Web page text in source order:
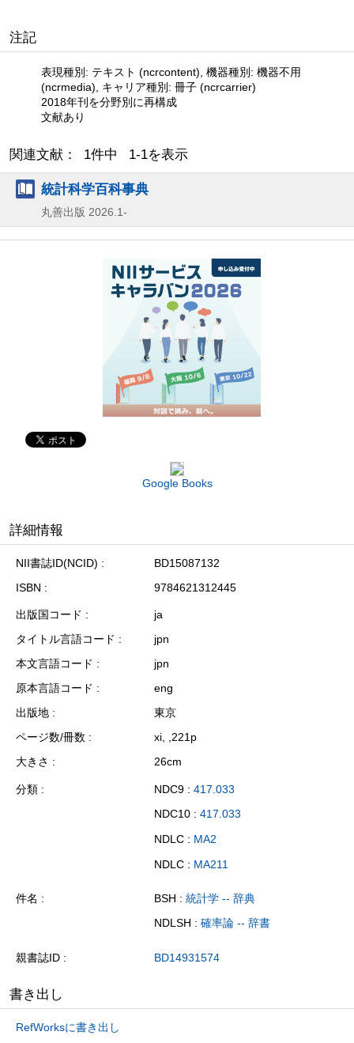
注記
表現種別: テキスト (ncrcontent), 機器種別: 機器不用
(ncrmedia), キャリア種別: 冊子 (ncrcarrier)
2018年刊を分野別に再構成
文献あり
関連文献： 1件中 1-1を表示
統計科学百科事典
丸善出版 2026.1-
Google Books
詳細情報
NII書誌ID(NCID)
BD15087132
ISBN
9784621312445
出版国コード
ja
タイトル言語コード
jpn
本文言語コード
jpn
原本言語コード
eng
出版地
東京
ページ数/冊数
xi, ,221p
大きさ
26cm
分類 NDC9 : 417.033
NDC10 : 417.033
NDLC : MA2
NDLC : MA211
件名 BSH : 統計学 -- 辞典
NDLSH : 確率論 -- 辞書
親書誌ID BD14931574
書き出し
RefWorksに書き出し